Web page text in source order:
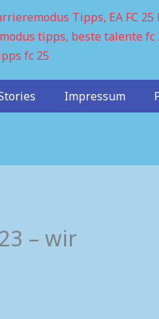
Impressum
– wir